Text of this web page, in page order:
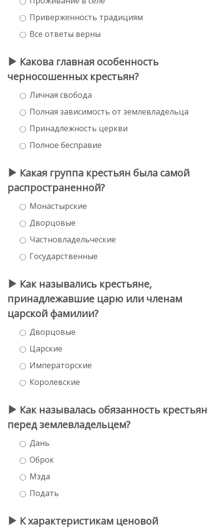
Приверженность традициям
Все ответы верны
Какова главная особенность
черносошенных крестьян?
Личная свобода
Полная зависимость от землевладельца
Принадлежность церкви
Полное бесправие
Какая группа крестьян была самой
распространенной?
Монастырские
Дворцовые
Частновладельческие
Государственные
Как назывались крестьяне,
принадлежавшие царю или членам
царской фамилии?
Дворцовые
Царские
Императорские
Королевские
Как называлась обязанность крестьян
перед землевладельцем?
Дань
Оброк
Мзда
Подать
К характеристикам ценовой